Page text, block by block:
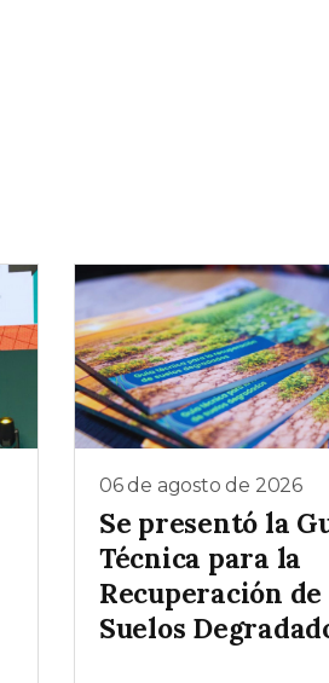
06 de agosto de 2026
Se presentó la
Técnica para la
Recuperación de
Suelos